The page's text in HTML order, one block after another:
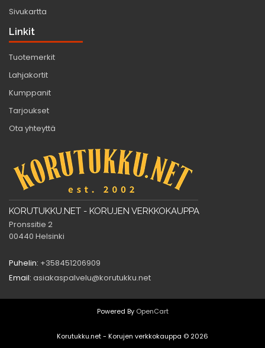
Sivukartta
Linkit
Tuotemerkit
Lahjakortit
Kumppanit
Tarjoukset
Ota yhteyttä
KORUTUKKU.NET - KORUJEN VERKKOKAUPPA
Pronssitie 2
00440 Helsinki
Puhelin: +358451206909
Email: asiakaspalvelu@korutukku.net
Powered By OpenCart
Korutukku.net - Korujen verkkokauppa © 2026